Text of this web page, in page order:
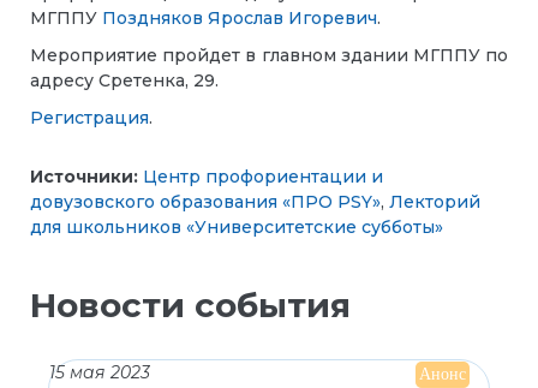
МГППУ Поздняков Ярослав Игоревич.
Мероприятие пройдет в главном здании МГППУ по
адресу Сретенка, 29.
Регистрация.
Источники: Центр профориентации и
довузовского образования «ПРО PSY», Лекторий
для школьников «Университетские субботы»
Новости события
15 мая 2023 Анонс